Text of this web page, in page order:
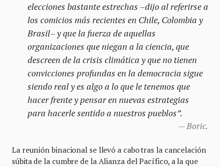
elecciones bastante estrechas –dijo al referirse a
los comicios más recientes en Chile, Colombia y
Brasil– y que la fuerza de aquellas
organizaciones que niegan a la ciencia, que
descreen de la crisis climática y que no tienen
convicciones profundas en la democracia sigue
siendo real y es algo a lo que le tenemos que
hacer frente y pensar en nuevas estrategias
para hacerle sentido a nuestros pueblos”.
Boric.
La reunión binacional se llevó a cabo tras la cancelación
súbita de la cumbre de la Alianza del Pacífico, a la que